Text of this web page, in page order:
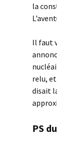
la
Il faut
relu,
disait
PS